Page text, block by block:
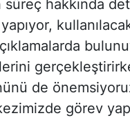
hakkında
de
görev